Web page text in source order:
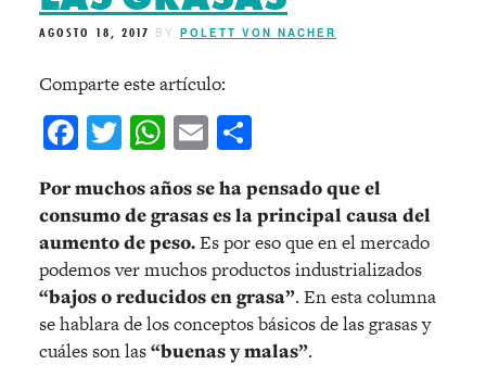
AGOSTO 18, 2017 BY POLETT VON NACHER
Comparte este artículo:
Facebook
Twitter
WhatsApp
Email
Por muchos años se ha pensado que el
consumo de grasas es la principal causa del
aumento de peso.Es por eso que en el mercado
podemos ver muchos productos industrializados
“bajos o reducidos en grasa”. En esta columna
se hablara de los conceptos básicos de las grasas y
cuáles son las“buenas y malas”.